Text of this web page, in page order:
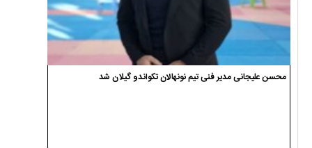
محسن علیجانی مدیر فنی تیم نونهالان تکواندو گیلان شد